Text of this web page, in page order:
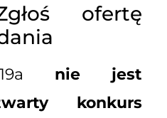
ofertę
nie jest
konkurs